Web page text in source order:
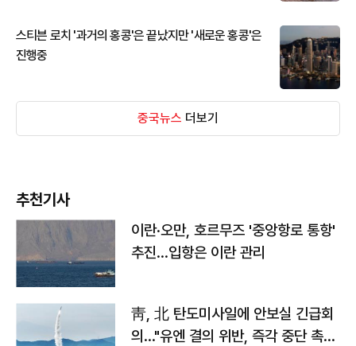
스티븐 로치 '과거의 홍콩'은 끝났지만 '새로운 홍콩'은
진행중
중국뉴스 더보기
추천기사
이란·오만, 호르무즈 '중앙항로 통항'
추진…입항은 이란 관리
靑, 北 탄도미사일에 안보실 긴급회
의…"유엔 결의 위반, 즉각 중단 촉